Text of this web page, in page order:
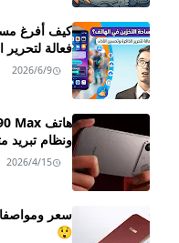
فعالة لتحرير
2026/6/9
ونظام تبريد
2026/4/15
😲